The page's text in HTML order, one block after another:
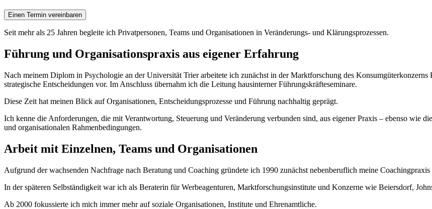
Einen Termin vereinbaren
Seit mehr als 25 Jahren begleite ich Privatpersonen, Teams und Organisationen in Veränderungs- und Klärungsprozessen.
Führung und Organisationspraxis aus eigener Erfahrung
Nach meinem Diplom in Psychologie an der Universität Trier arbeitete ich zunächst in der Marktforschung des
strategische Entscheidungen vor. Im Anschluss übernahm ich die Leitung hausinterner Führungskräfteseminare.
Diese Zeit hat meinen Blick auf Organisationen, Entscheidungsprozesse und Führung nachhaltig geprägt.
Ich kenne die Anforderungen, die mit Verantwortung, Steuerung und Veränderung verbunden sind, aus eigener Praxis – ebenso wie
und organisationalen Rahmenbedingungen.
Arbeit mit Einzelnen, Teams und Organisationen
Aufgrund der wachsenden Nachfrage nach Beratung und Coaching gründete ich 1990 zunächst nebenberuflich meine Coachingpraxis
In der späteren Selbständigkeit war ich als Beraterin für Werbeagenturen, Marktforschungsinstitute und Konzerne wie Beiersdorf,
Ab 2000 fokussierte ich mich immer mehr auf soziale Organisationen, Institute und Ehrenamtliche.